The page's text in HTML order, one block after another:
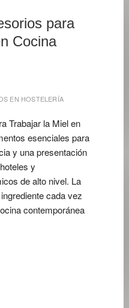
para
Cocina
EN HOSTELERÍA
Trabajar la Miel en
esenciales para
y una presentación
y
de alto nivel. La
cada vez
contemporánea